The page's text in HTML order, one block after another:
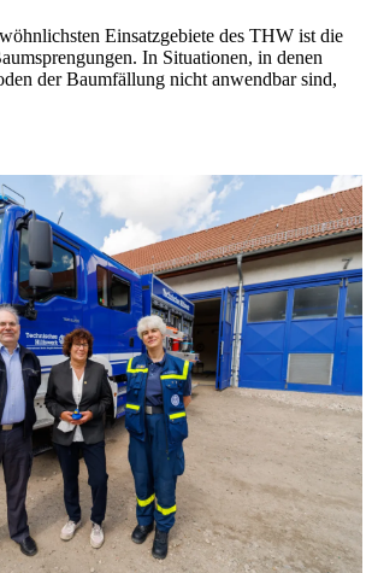
Einsatzgebiete des THW ist die
In Situationen, in denen
der Baumfällung nicht anwendbar sind,